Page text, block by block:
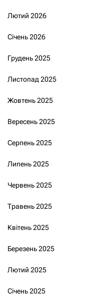
Лютий 2026
Січень 2026
Грудень 2025
Листопад 2025
Жовтень 2025
Вересень 2025
Серпень 2025
Липень 2025
Червень 2025
Травень 2025
Квітень 2025
Березень 2025
Лютий 2025
Січень 2025